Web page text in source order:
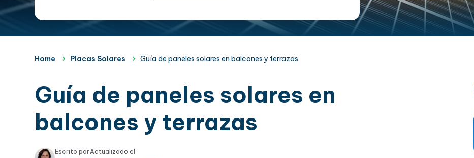
Home Placas Solares Guía de paneles solares en balcones y terrazas
Guía de paneles solares en
balcones y terrazas
Escrito porActualizado el